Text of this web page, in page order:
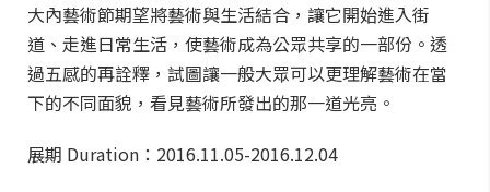
大內藝術節期望將藝術與生活結合，讓它開始進入街
道、走進日常生活，使藝術成為公眾共享的一部份。透
過五感的再詮釋，試圖讓一般大眾可以更理解藝術在當
下的不同面貌，看見藝術所發出的那一道光亮。
展期 Duration：2016.11.05-2016.12.04